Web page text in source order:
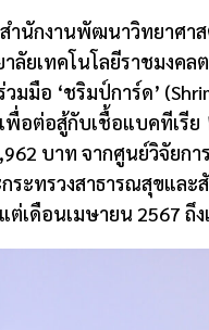
สำนักงานพัฒนาวิทยาศา
ลัยเทคโนโลยีราชมงค
วมมือ ‘ชริมป์การ์ด’ (
พื่อต่อสู้กับเชื้อแบคทีเรีย
,962 บาท จากศูนย์วิจัยก
ระทรวงสาธารณสุขและ
ต่เดือนเมษายน 2567 ถึ